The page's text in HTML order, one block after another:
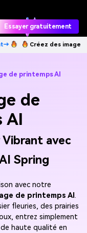
Essayer gratuitement
des images IA à l’infini.
de printemps AI
de
AI
avec
Spring
avec notre
de printemps AI.
fleuries, des prairies
entrez simplement
haute qualité en